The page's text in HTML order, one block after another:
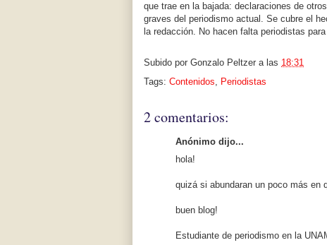
que trae en la bajada: declaraciones de
graves del periodismo actual. Se cubre el
la redacción. No hacen falta periodistas
Subido por Gonzalo Peltzer a las 18:31
Tags: Contenidos, Periodistas
2 comentarios:
Anónimo dijo...
hola!
quizá si abundaran un poco más en
buen blog!
Estudiante de periodismo en la